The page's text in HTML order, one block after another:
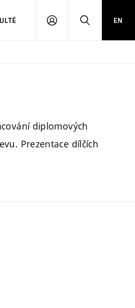
PŘIHLÁŠENÍHLEDAT
EN
diplomových
Prezentace dílčích